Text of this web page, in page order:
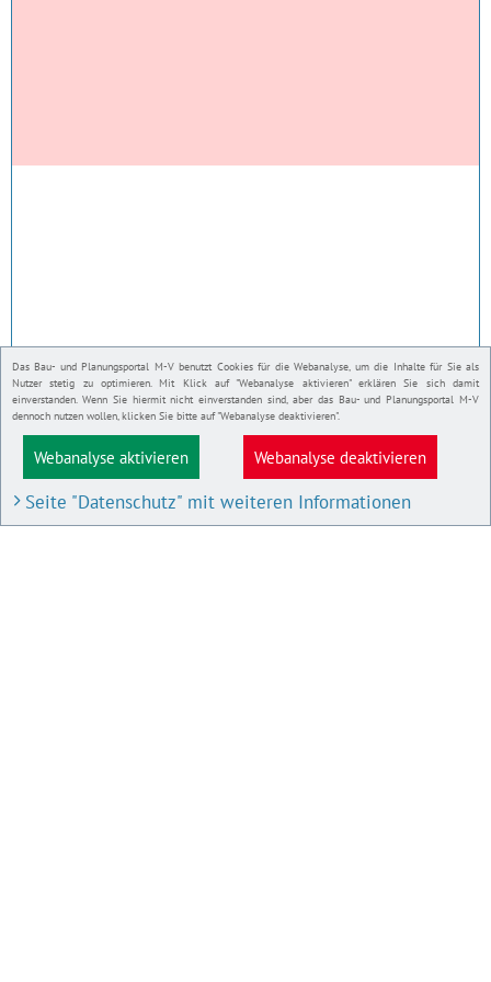
Das Bau- und Planungsportal M-V benutzt Cookies für die Webanalyse, um die Inhalte für Sie als
Nutzer stetig zu optimieren. Mit Klick auf "Webanalyse aktivieren" erklären Sie sich damit
einverstanden. Wenn Sie hiermit nicht einverstanden sind, aber das Bau- und Planungsportal M-V
dennoch nutzen wollen, klicken Sie bitte auf "Webanalyse deaktivieren".
Webanalyse aktivieren Webanalyse deaktivieren
Seite "Datenschutz" mit weiteren Informationen